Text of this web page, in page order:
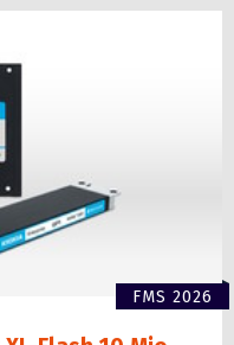
FMS 2026